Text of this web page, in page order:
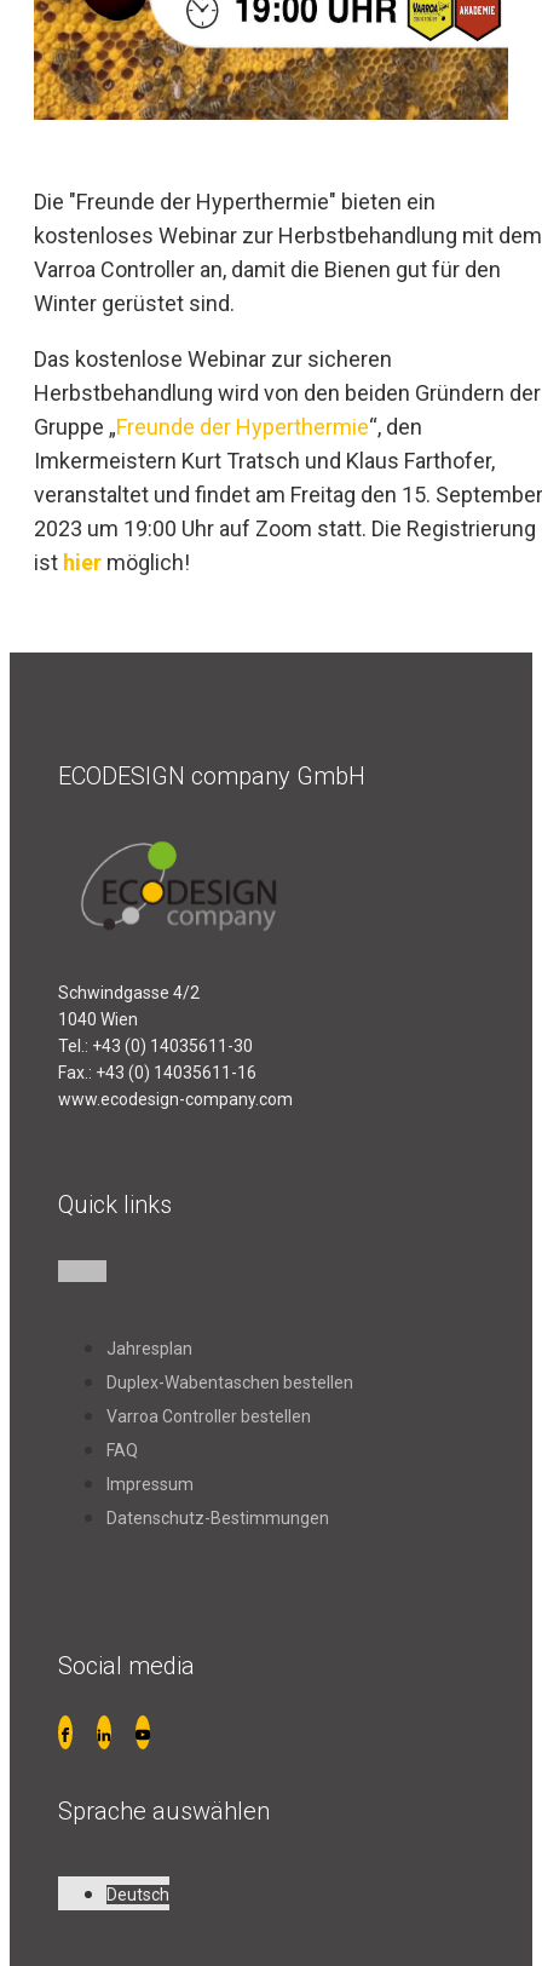
Die "Freunde der Hyperthermie" bieten ein
kostenloses Webinar zur Herbstbehandlung mit dem
Varroa Controller an, damit die Bienen gut für den
Winter gerüstet sind.
Das kostenlose Webinar zur sicheren
Herbstbehandlung wird von den beiden Gründern der
Gruppe „Freunde der Hyperthermie“, den
Imkermeistern Kurt Tratsch und Klaus Farthofer,
veranstaltet und findet am Freitag den 15. September
2023 um 19:00 Uhr auf Zoom statt. Die Registrierung
ist hier möglich!
ECODESIGN company GmbH
Schwindgasse 4/2
1040 Wien
Tel.: +43 (0) 14035611-30
Fax.: +43 (0) 14035611-16
www.ecodesign-company.com
Quick links
Jahresplan
Duplex-Wabentaschen bestellen
Varroa Controller bestellen
FAQ
Impressum
Datenschutz-Bestimmungen
Social media
Sprache auswählen
Deutsch